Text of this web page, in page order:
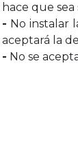
hace que
- No instalar
aceptará la
- No se